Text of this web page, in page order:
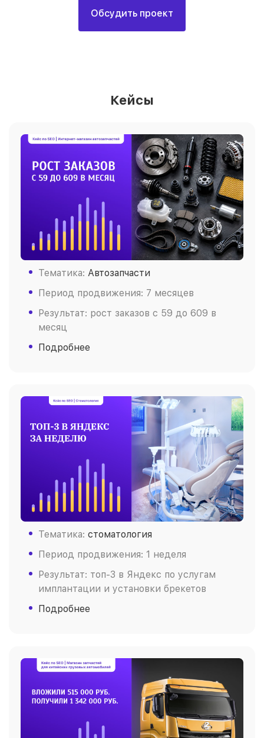
Обсудить проект
Кейсы
Тематика: Автозапчасти
Период продвижения: 7 месяцев
Результат: рост заказов c 59 до 609 в
месяц
Подробнее
Тематика: стоматология
Период продвижения: 1 неделя
Результат: топ-3 в Яндекс по услугам
имплантации и установки брекетов
Подробнее